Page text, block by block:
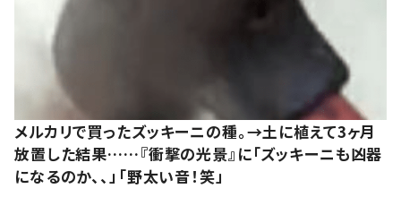
メルカリで買ったズッキーニの種。→土に植えて3ヶ月
放置した結果……『衝撃の光景』に「ズッキーニも凶器
になるのか、、」「野太い音！笑」